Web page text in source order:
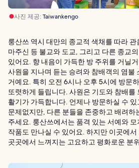
사진 제공: Taiwankengo
룽산쓰 역시 대만의 종교적 색채를 따라
마주신 등 불교와 도교, 그리고 다른 종교
있어요. 향 내음이 가득한 방 주위를 거닐
사원을 지나며 듣는 승려와 참배객의 염불
거예요. 특히 오전 6시나 오후 5시에 방문
또렷하게 들립니다. 사원은 기도와 참배를
활기가 가득합니다. 언제나 방문하실 수
문제없지만, 다른 분들을 존중하고 배려하
주세요. 룽산쓰에서는 품격 있는 서예와
작품도 만나실 수 있어요. 하지만 이곳에
곳곳에서 느껴지는 고요하고 평화로운 분